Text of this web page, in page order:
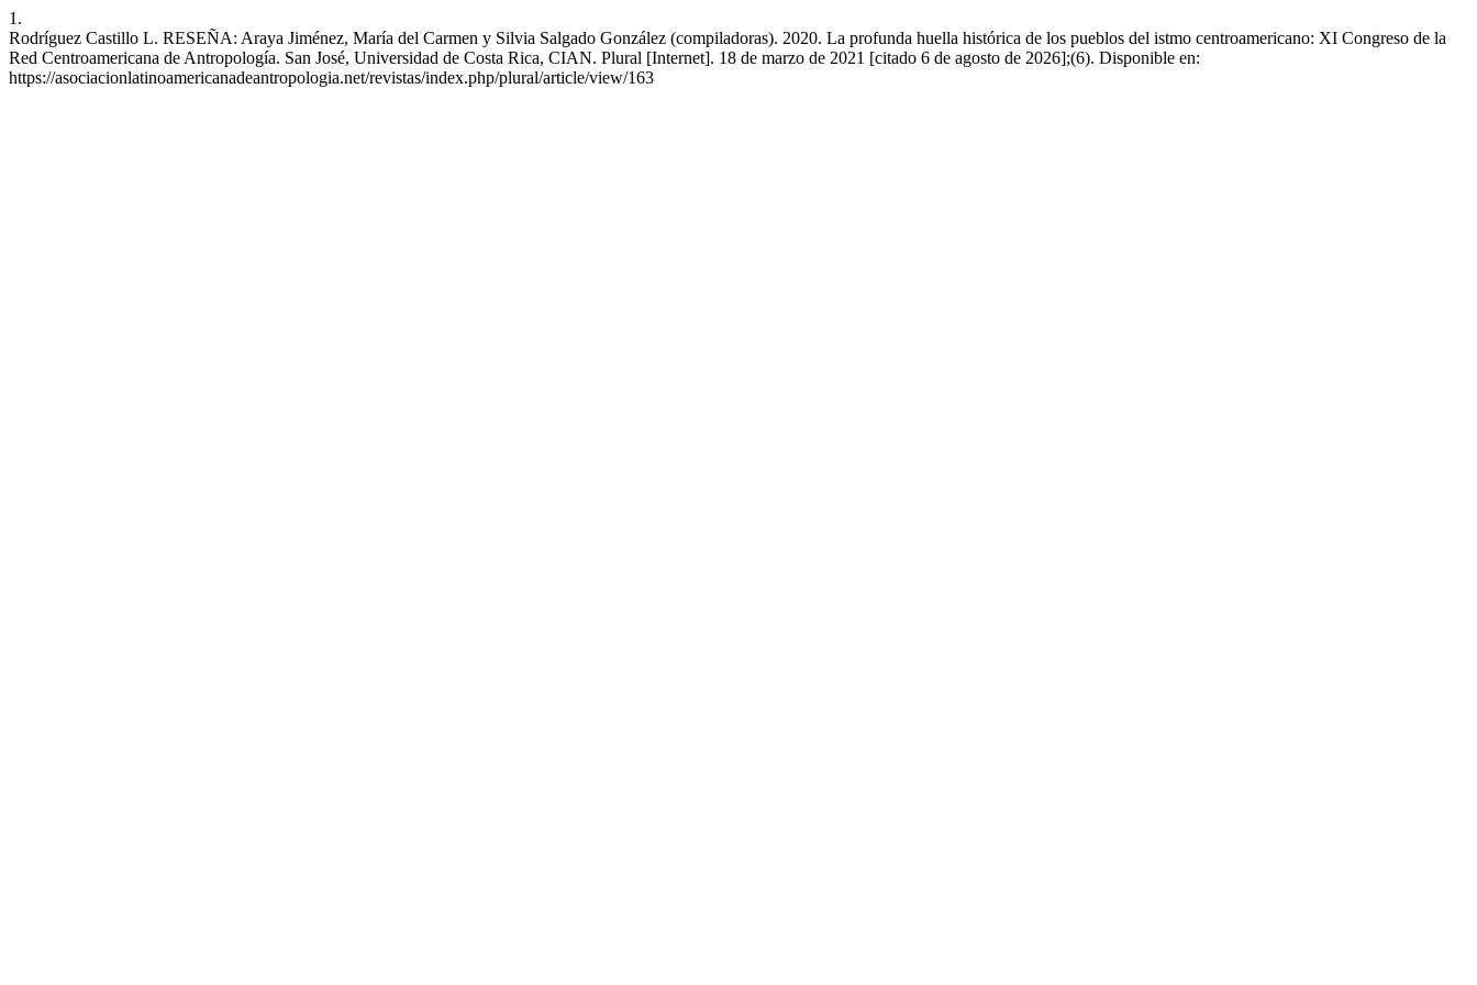
1.
Rodríguez Castillo L. RESEÑA: Araya Jiménez, María del Carmen y Silvia Salgado González (compiladoras). 2020. La profunda huella histórica de los pueblos del istmo centroamericano: XI Congreso de la
Red Centroamericana de Antropología. San José, Universidad de Costa Rica, CIAN. Plural [Internet]. 18 de marzo de 2021 [citado 6 de agosto de 2026];(6). Disponible en:
https://asociacionlatinoamericanadeantropologia.net/revistas/index.php/plural/article/view/163